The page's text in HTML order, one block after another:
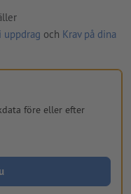
uppdrag och Krav på dina
före eller efter